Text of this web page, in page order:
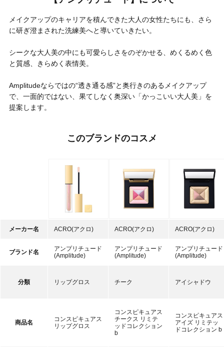
メイクアップのキャリアを積んできた大人の女性たちにも、さら
に研ぎ澄まされた洗練美へと導いていきたい。
シークな大人美の中にも可愛らしさをのぞかせる、めくるめく色
と質感、きらめく表情美。
Amplitudeならではの“透き通る感”と奥行きのあるメイクアップ
で、一面的ではない、果てしなく奥深い「かっこいい大人美」を
提案します。
このブランドのコスメ
メーカー名 ACRO(アクロ) ACRO(アクロ) ACRO(アクロ)
ブランド名
アンプリチュード
(Amplitude)
アンプリチュード
(Amplitude)
アンプリチュード
(Amplitude)
分類 リップグロス チーク アイシャドウ
商品名
コンスピキュアス
リップグロス
コンスピキュアス
チークス リミテ
ッドコレクション
b
コンスピキュアス
アイズ リミテッ
ドコレクション b